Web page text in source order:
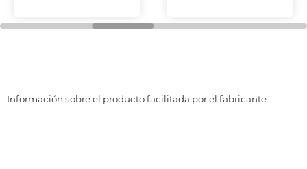
Información sobre el producto facilitada por el fabricante